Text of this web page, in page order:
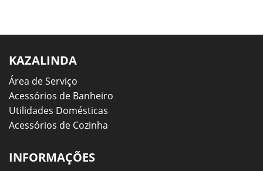
KAZALINDA
Área de Serviço
Acessórios de Banheiro
Utilidades Domésticas
Acessórios de Cozinha
INFORMAÇÕES